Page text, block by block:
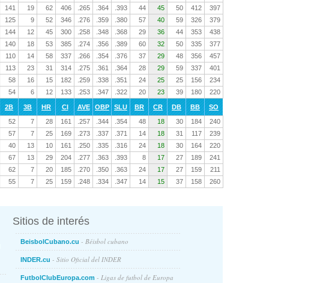
141 19 62 406 .265 .364 .393 44 45 50 412
397
125 9 52 346 .276 .359 .380 57 40 59 326
379
144 12 45 300 .258 .348 .368 29 36 44 353
438
140 18 53 385 .274 .356 .389 60 32 50 335
377
110 14 58 337 .266 .354 .376 37 29 48 356
457
113 23 31 314 .275 .361 .364 28 29 59 337
401
58 16 15 182 .259 .338 .351 24 25 25 156
234
54 6 12 133 .253 .347 .322 20 23 39 180 220
2B 3B HR CI AVE OBP SLU BR CR DB BB
SO
52 7 28 161 .257 .344 .354 48 18 30 184
240
57 7 25 169 .273 .337 .371 14 18 31 117
239
40 13 10 161 .250 .335 .316 24 18 30 164
220
67 13 29 204 .277 .363 .393 8 17 27 189
241
62 7 20 185 .270 .350 .363 24 17 27 159
211
55 7 25 159 .248 .334 .347 14 15 37 158 260
Sitios de interés
BeisbolCubano.cu - Béisbol cubano
INDER.cu - Sitio Oficial del INDER
FutbolClubEuropa.com - Ligas de futbol de Europa